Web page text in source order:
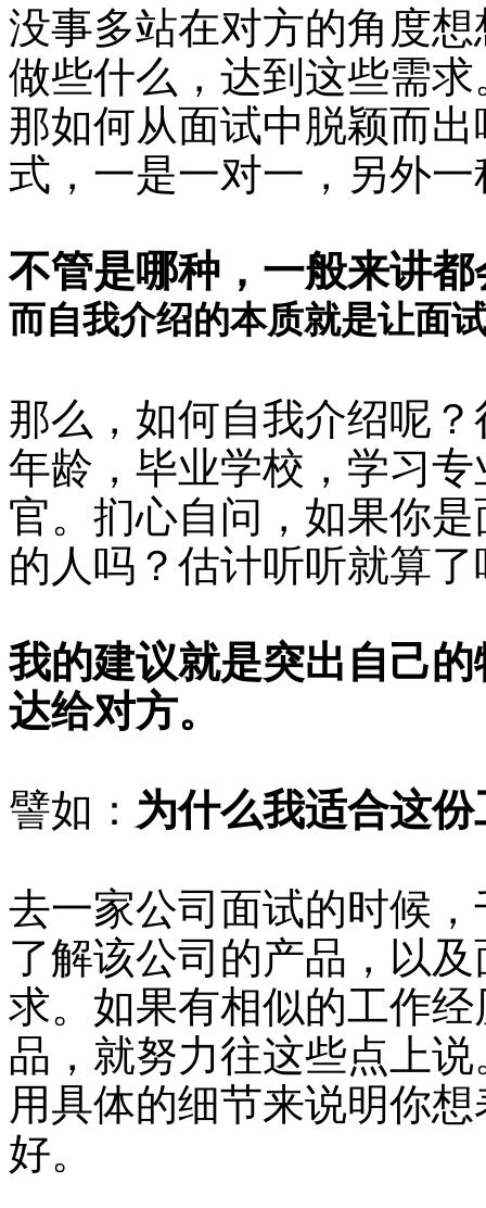
没事多站在对方的角度
做些什么，达到这些需
那如何从面试中脱颖而
式，一是一对一，另外
不管是哪种，一般来讲
而自我介绍的本质就是让面
那么，如何自我介绍呢
年龄，毕业学校，学习
官。扪心自问，如果你
的人吗？估计听听就算
我的建议就是突出自己
达给对方。
譬如： 为什么我适合这
去一家公司面试的时候
了解该公司的产品，以
求。如果有相似的工作
品，就努力往这些点上
用具体的细节来说明你
好。